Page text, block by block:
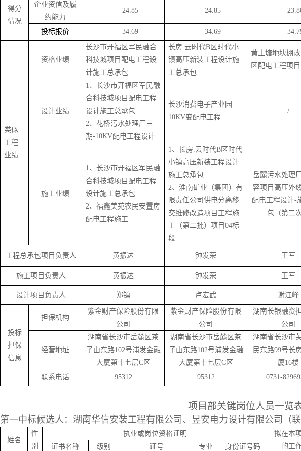
得分
情况
企业资信及履
约能力
24.85 24.85
投标报价 34.69 34.69
类似
工程
业绩
资格业绩
长沙市开福区军民融合
科技城项目配电工程设
计施工总承包
长房.云时代B区时代小
镇高压新装工程设计施
工总承包
黄土塘地块棚
区配电工程项目
设计业绩
1、长沙市开福区军民融
合科技城项目配电工程
设计施工总承包
2、花桥污水处理厂三
期-10KV配电工程设计
长沙消费电子产业园
10KV变配电工程
/
施工业绩
1、长沙市开福区军民融
合科技城项目配电工程
设计施工总承包
2、福鑫美苑农民安置房
配电工程施工
1、长房.云时代B 区时代
小镇高压新装工程设计
施工总承包
2、淮南矿业（集团）有
限责任公司供电分离移
交维修改造项目工程施
工（第二批）项目 04标
段
岳麓污水处理
容项目高压外
配电工程设计-
包（第二次
工程总承包项目负责人 黄振达 钟发荣 王军
施工项目负责人 黄振达 钟发荣 王军
设计项目负责人 郑镇 卢宏武 谢江峰
投标
担保
信息
担保机构
紫金财产保险股份有限
公司
紫金财产保险股份有限
公司
湖南长银融资
公司
经营地址
湖南省长沙市岳麓区茶
子山东路102号浦发金融
大厦第十七层C区
湖南省长沙市岳麓区茶
子山东路102号浦发金融
大厦第十七层C区
湖南省长沙市
民东路99号长
厦16楼
联系电话
95312 95312 0731-
项目部关键岗位人员一览
第一中标候选人：湖南华信安装工程有限公司、昱安电力设计有限公司（联
姓名
性
别
执业或岗位资格证明
拟在本
的工
证书名称 级别 证号 专业
身份证号码